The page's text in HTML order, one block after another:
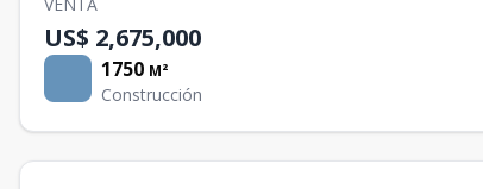
US$ 2,675,000
1750 M²
Construcción